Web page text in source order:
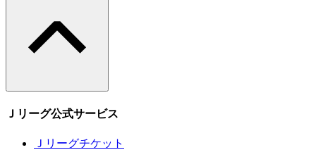
Ｊリーグ公式サービス
Ｊリーグチケット